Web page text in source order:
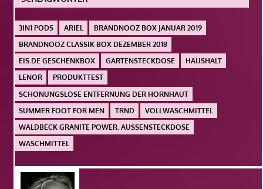
3IN1 PODS ARIEL
BRANDNOOZ BOX JANUAR 2019
BRANDNOOZ CLASSIK BOX DEZEMBER 2018
EIS.DE GESCHENKBOX
GARTENSTECKDOSE
HAUSHALT
LENOR
PRODUKTTEST
SCHONUNGSLOSE ENTFERNUNG DER HORNHAUT
SUMMER FOOT FOR MEN
TRND
VOLLWASCHMITTEL
WALDBECK GRANITE POWER. AUSSENSTECKDOSE
WASCHMITTEL